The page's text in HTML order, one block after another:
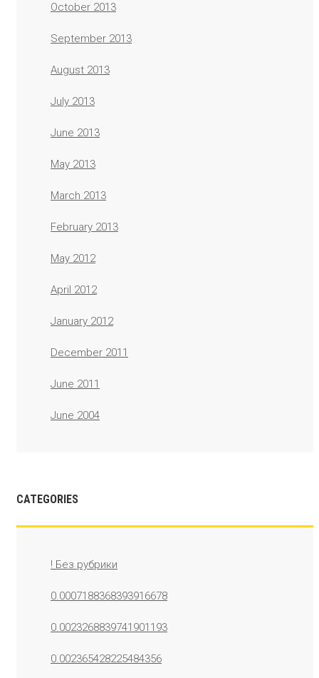
October 2013
September 2013
August 2013
July 2013
June 2013
May 2013
March 2013
February 2013
May 2012
April 2012
January 2012
December 2011
June 2011
June 2004
CATEGORIES
! Без рубрики
0.0007188368393916678
0.0023268839741901193
0.002365428225484356